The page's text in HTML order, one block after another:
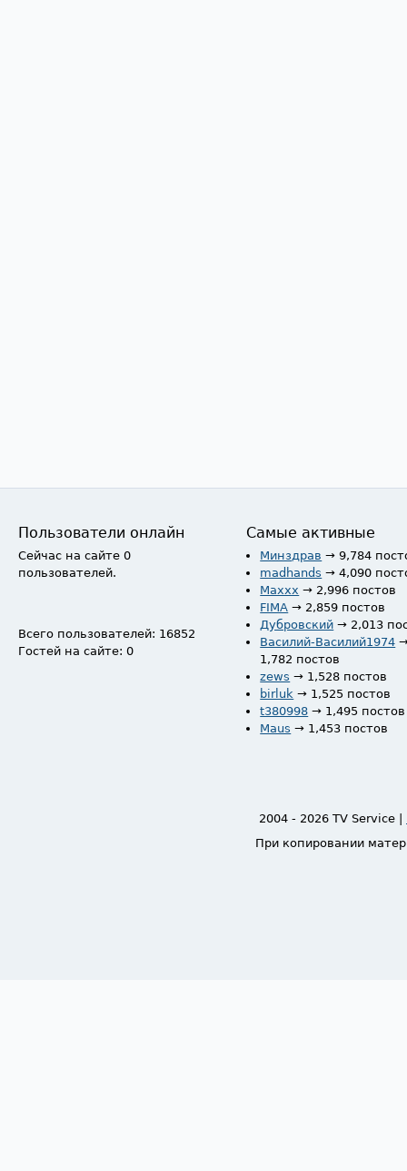
Пользователи онлайн
Сейчас на сайте 0
пользователей.
Всего пользователей: 16852
Гостей на сайте: 0
Самые активные
Минздрав → 9,784
madhands → 4,090
Maxxx → 2,996 постов
FIMA → 2,859 постов
Дубровский → 2,013
Василий-Василий1974
1,782 постов
zews → 1,528 постов
birluk → 1,525 постов
t380998 → 1,495 постов
Maus → 1,453 постов
2004 - 2026 TV Service |
При копировании